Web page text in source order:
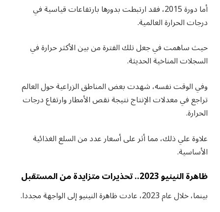
أما دورة 2015، فقد ارتبطت بدورها بارتفاعات قياسية في
درجات الحرارة العالمية.
حيث ساهمت في جعل تلك الفترة من بين الأكثر حرارة في
السجلات المناخية الحديثة.
وفي الوقت نفسه، شهدت بعض المناطق الزراعية حول العالم
تراجع في معدلات الإنتاج نتيجة نقص الأمطار وارتفاع درجات
الحرارة.
علاوة علي ذلك، مما أثر على أسعار عدد من السلع الغذائية
الأساسية.
ظاهرة النينيو 2023.. تحذيرات متزايدة من المستقبل
بينما، خلال عام 2023، عادت ظاهرة النينيو إلى الواجهة مجددا.